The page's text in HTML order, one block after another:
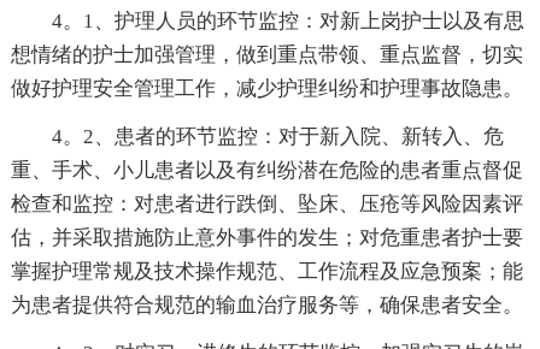
4。1、护理人员的环节监控：对新上岗护士以及有思
想情绪的护士加强管理，做到重点带领、重点监督，切实
做好护理安全管理工作，减少护理纠纷和护理事故隐患。
4。2、患者的环节监控：对于新入院、新转入、危
重、手术、小儿患者以及有纠纷潜在危险的患者重点督促
检查和监控：对患者进行跌倒、坠床、压疮等风险因素评
估，并采取措施防止意外事件的发生；对危重患者护士要
掌握护理常规及技术操作规范、工作流程及应急预案；能
为患者提供符合规范的输血治疗服务等，确保患者安全。